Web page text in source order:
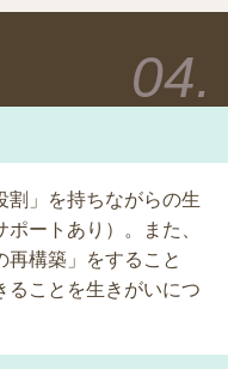
割」を持ちながらの生
ートあり）。また、
再構築」をすること
ることを生きがいにつ